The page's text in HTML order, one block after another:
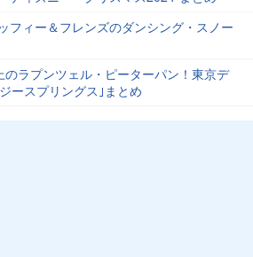
フィー＆フレンズのダンシング・スノー
ラプンツェル・ピーターパン！東京デ
ースプリングス｣まとめ